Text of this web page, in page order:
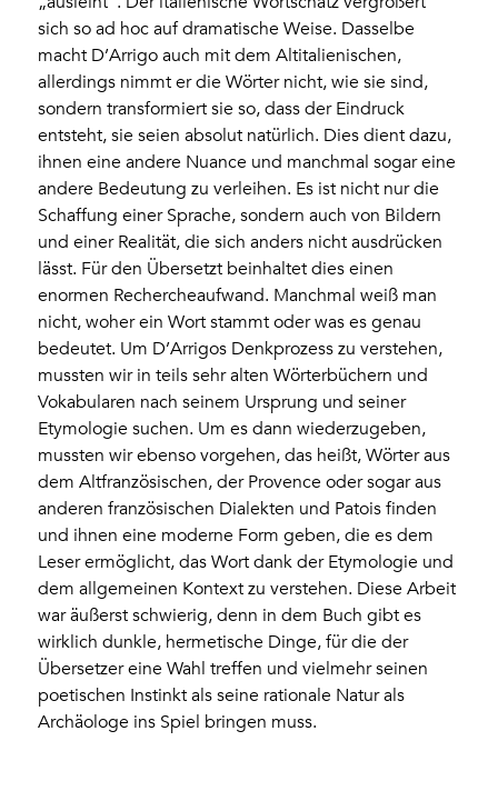
sich so ad hoc auf dramatische Weise. Dasselbe
macht D’Arrigo auch mit dem Altitalienischen,
allerdings nimmt er die Wörter nicht, wie sie sind,
sondern transformiert sie so, dass der Eindruck
entsteht, sie seien absolut natürlich. Dies dient dazu,
ihnen eine andere Nuance und manchmal sogar eine
andere Bedeutung zu verleihen. Es ist nicht nur die
Schaffung einer Sprache, sondern auch von Bildern
und einer Realität, die sich anders nicht ausdrücken
lässt. Für den Übersetzt beinhaltet dies einen
enormen Rechercheaufwand. Manchmal weiß man
nicht, woher ein Wort stammt oder was es genau
bedeutet. Um D’Arrigos Denkprozess zu verstehen,
mussten wir in teils sehr alten Wörterbüchern und
Vokabularen nach seinem Ursprung und seiner
Etymologie suchen. Um es dann wiederzugeben,
mussten wir ebenso vorgehen, das heißt, Wörter aus
dem Altfranzösischen, der Provence oder sogar aus
anderen französischen Dialekten und Patois finden
und ihnen eine moderne Form geben, die es dem
Leser ermöglicht, das Wort dank der Etymologie und
dem allgemeinen Kontext zu verstehen. Diese Arbeit
war äußerst schwierig, denn in dem Buch gibt es
wirklich dunkle, hermetische Dinge, für die der
Übersetzer eine Wahl treffen und vielmehr seinen
poetischen Instinkt als seine rationale Natur als
Archäologe ins Spiel bringen muss.